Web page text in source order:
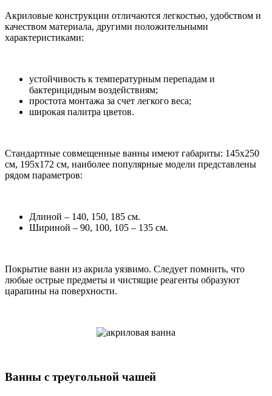
Акриловые конструкции отличаются легкостью, удобством и
качеством материала, другими положительными
характеристиками:
устойчивость к температурным перепадам и
бактерицидным воздействиям;
простота монтажа за счет легкого веса;
широкая палитра цветов.
Стандартные совмещенные ванны имеют габариты: 145х250
см, 195х172 см, наиболее популярные модели представлены
рядом параметров:
Длиной – 140, 150, 185 см.
Шириной – 90, 100, 105 – 135 см.
Покрытие ванн из акрила уязвимо. Следует помнить, что
любые острые предметы и чистящие реагенты образуют
царапины на поверхности.
Ванны с треугольной чашей